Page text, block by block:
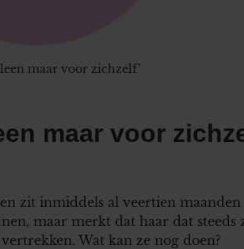
maar voor zichzelf’
maar voor
zit inmiddels al veertien
maar merkt dat haar dat steeds
Wat kan ze nog doen?